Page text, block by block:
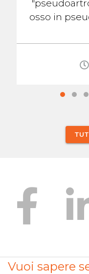
osso in
Vuoi sapere